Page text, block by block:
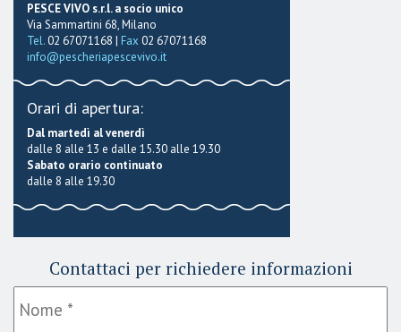
PESCE VIVO s.r.l. a socio unico
Via Sammartini 68, Milano
Tel.02 67071168 | Fax 02 67071168
info@pescheriapescevivo.it
Orari di apertura:
Dal martedì al venerdì
dalle 8 alle 13 e dalle 15.30 alle 19.30
Sabato orario continuato
dalle 8 alle 19.30
Contattaci per richiedere informazioni